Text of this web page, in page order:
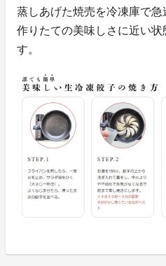
蒸しあげた焼売を冷凍庫で急
作りたての美味しさに近い状
す。